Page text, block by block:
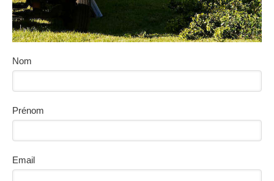
Nom
Prénom
Email